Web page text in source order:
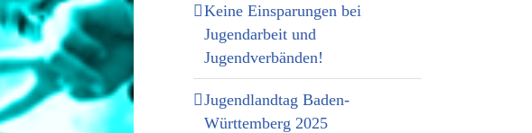
Keine Einsparungen bei
Jugendarbeit und
Jugendverbänden!
Jugendlandtag Baden-
Württemberg 2025